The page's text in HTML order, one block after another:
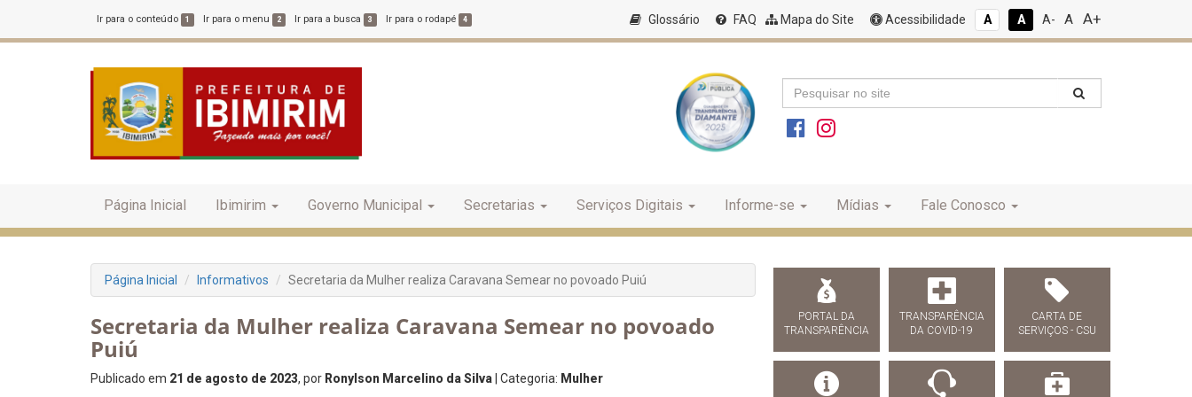
Ir para o conteúdo 1 Ir para o menu 2 Ir para a busca 3 Ir para o rodapé 4 Glossário FAQ Mapa do Site Acessibilidade A A A- A A+
Página Inicial Ibimirim Governo Municipal Secretarias Serviços Digitais Informe-se Mídias Fale Conosco
Página Inicial Informativos Secretaria da Mulher realiza Caravana Semear no povoado Puiú
Secretaria da Mulher realiza Caravana Semear no povoado
Puiú
Publicado em 21 de agosto de 2023, por Ronylson Marcelino da Silva | Categoria: Mulher
PORTAL DA
TRANSPARÊNCIA
TRANSPARÊNCIA
DA COVID-19
CARTA DE
SERVIÇOS - CSU